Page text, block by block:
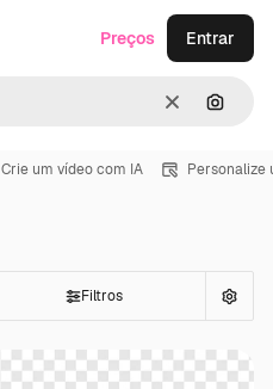
Limpar
Preços Entrar
Crie um vídeo com IA Personalize
Filtros